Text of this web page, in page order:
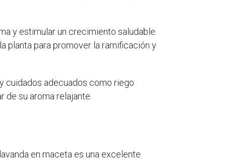
y estimular un crecimiento saludable.
planta para promover la ramificación y
cuidados adecuados como riego
de su aroma relajante.
en maceta es una excelente